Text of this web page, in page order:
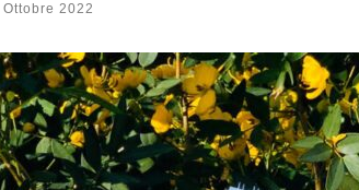
Ottobre 2022